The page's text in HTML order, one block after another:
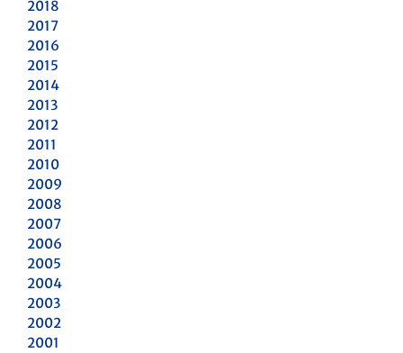
2018
2017
2016
2015
2014
2013
2012
2011
2010
2009
2008
2007
2006
2005
2004
2003
2002
2001